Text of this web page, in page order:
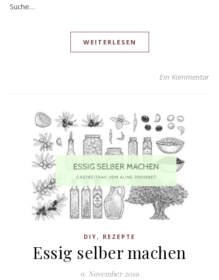
Suche…
WEITERLESEN
Ein Kommentar
DIY, REZEPTE
Essig selber machen
9. November 2019